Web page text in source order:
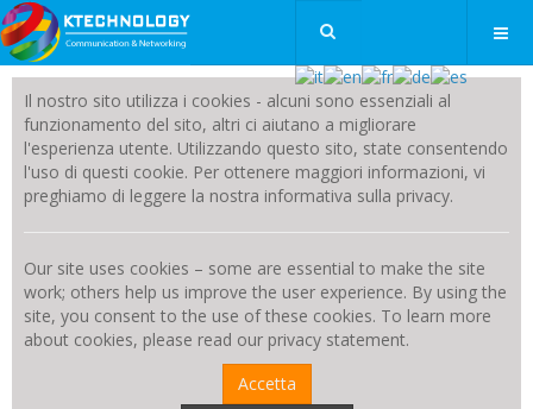
Il nostro sito utilizza i cookies - alcuni sono essenziali al
funzionamento del sito, altri ci aiutano a migliorare
l'esperienza utente. Utilizzando questo sito, state consentendo
l'uso di questi cookie. Per ottenere maggiori informazioni, vi
preghiamo di leggere la nostra informativa sulla privacy.
Our site uses cookies – some are essential to make the site
work; others help us improve the user experience. By using the
site, you consent to the use of these cookies. To learn more
about cookies, please read our privacy statement.
Accetta